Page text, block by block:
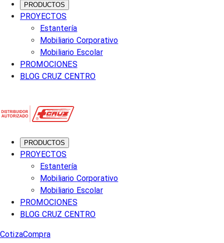
PRODUCTOS
PROYECTOS
Estantería
Mobiliario Corporativo
Mobiliario Escolar
PROMOCIONES
BLOG CRUZ CENTRO
PRODUCTOS
PROYECTOS
Estantería
Mobiliario Corporativo
Mobiliario Escolar
PROMOCIONES
BLOG CRUZ CENTRO
CotizaCompra